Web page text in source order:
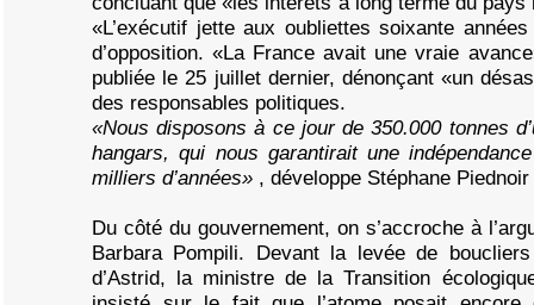
«L’exécutif jette aux oubliettes soixante
d’opposition. «La France avait une vraie
publiée le 25 juillet dernier, dénonçant «un
des responsables politiques.
«Nous disposons à ce jour de 350.000 tonnes
hangars, qui nous garantirait une
milliers d’années» , développe Stéphane
Du côté du gouvernement, on s’accroche à
Barbara Pompili. Devant la levée de
d’Astrid, la ministre de la Transition